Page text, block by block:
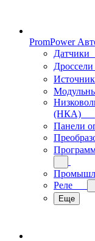
PromPower
Датчики
(НКА)
Панели
Реле
Еще